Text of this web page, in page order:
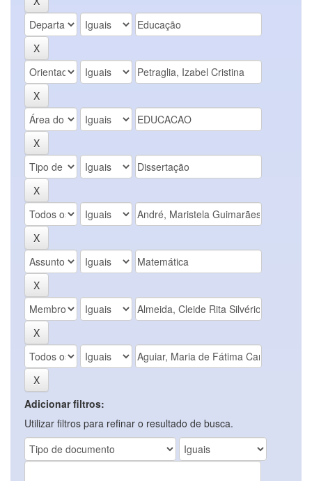
Adicionar filtros:
Utilizar filtros para refinar o resultado de busca.